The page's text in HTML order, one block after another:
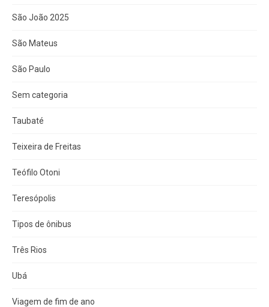
São João 2025
São Mateus
São Paulo
Sem categoria
Taubaté
Teixeira de Freitas
Teófilo Otoni
Teresópolis
Tipos de ônibus
Três Rios
Ubá
Viagem de fim de ano